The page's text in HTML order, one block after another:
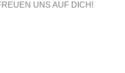
UNS AUF DICH!